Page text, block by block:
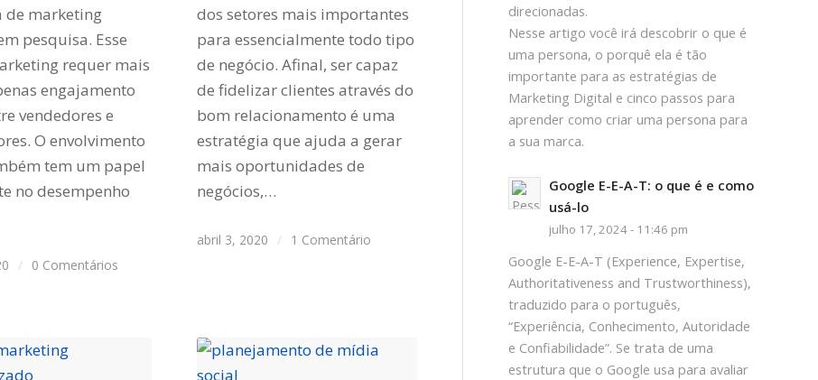
de marketing
pesquisa. Esse
requer mais
engajamento
vendedores e
O envolvimento
tem um papel
no desempenho
/ 0 Comentários
dos setores mais importantes
para essencialmente todo tipo
de negócio. Afinal, ser capaz
de fidelizar clientes através do
bom relacionamento é uma
estratégia que ajuda a gerar
mais oportunidades de
negócios,…
abril 3, 2020 / 1 Comentário
direcionadas.
Nesse artigo você irá descobrir o que é
uma persona, o porquê ela é tão
importante para as estratégias de
Marketing Digital e cinco passos para
aprender como criar uma persona para
a sua marca.
Google E-E-A-T: o que é e como
usá-lo
julho 17, 2024 - 11:46 pm
Google E-E-A-T (Experience, Expertise,
Authoritativeness and Trustworthiness),
traduzido para o português,
“Experiência, Conhecimento, Autoridade
e Confiabilidade”. Se trata de uma
estrutura que o Google usa para avaliar